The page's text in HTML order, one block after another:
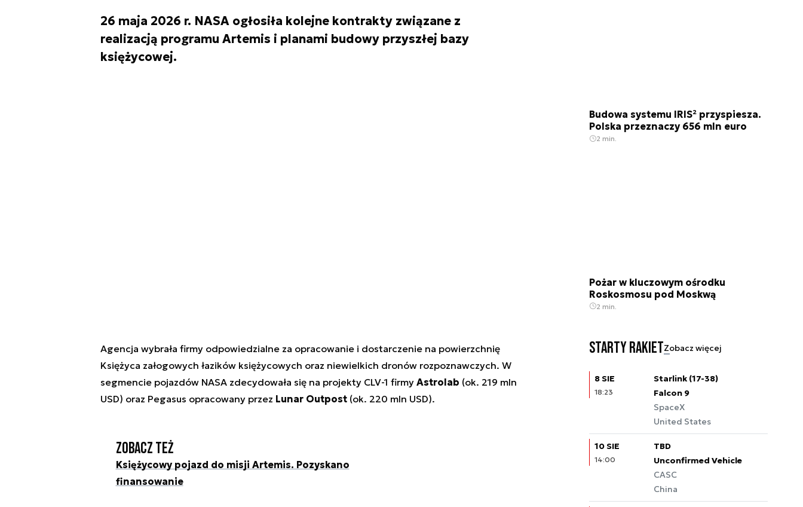
26 maja 2026 r. NASA ogłosiła kolejne kontrakty związane z
realizacją programu Artemis i planami budowy przyszłej bazy
księżycowej.
Agencja wybrała firmy odpowiedzialne za opracowanie i dostarczenie na powierzchnię
Księżyca załogowych łazików księżycowych oraz niewielkich dronów rozpoznawczych. W
segmencie pojazdów NASA zdecydowała się na projekty CLV-1 firmy Astrolab (ok. 219 mln
USD) oraz Pegasus opracowany przez Lunar Outpost(ok. 220 mln USD).
Zobacz też
Księżycowy pojazd do misji Artemis. Pozyskano
finansowanie
Budowa systemu IRIS² przyspiesza.
Polska przeznaczy 656 mln euro
2 min.
Pożar w kluczowym ośrodku
Roskosmosu pod Moskwą
2 min.
Starty rakietZobacz więcej
8 SIE
18:23
Starlink (17-38)
Falcon 9
SpaceX
United States
10 SIE
14:00
TBD
Unconfirmed Vehicle
CASC
China